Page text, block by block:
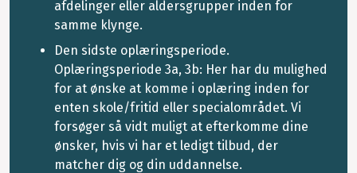
afdelinger eller aldersgrupper inden for
samme klynge.
Den sidste oplæringsperiode.
Oplæringsperiode 3a, 3b: Her har du mulighed
for at ønske at komme i oplæring inden for
enten skole/fritid eller specialområdet. Vi
forsøger så vidt muligt at efterkomme dine
ønsker, hvis vi har et ledigt tilbud, der
matcher dig og din uddannelse.